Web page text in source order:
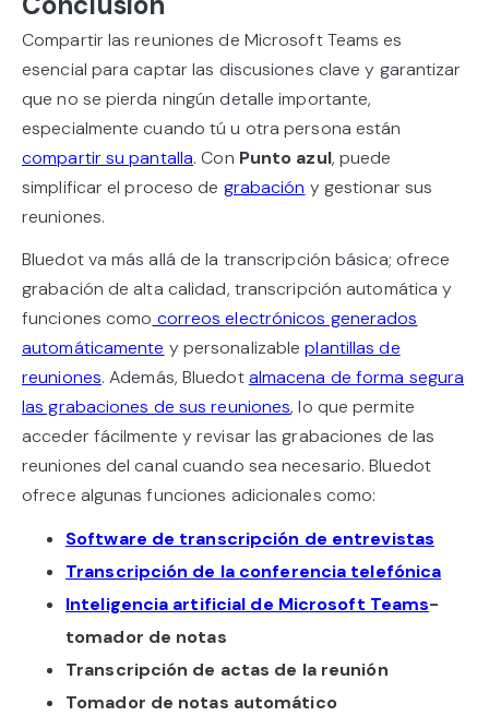
Compartir las reuniones de Microsoft Teams es
esencial para captar las discusiones clave y garantizar
que no se pierda ningún detalle importante,
especialmente cuando tú u otra persona están
compartir su pantalla. Con Punto azul, puede
simplificar el proceso de grabación y gestionar sus
reuniones.
Bluedot va más allá de la transcripción básica; ofrece
grabación de alta calidad, transcripción automática y
funciones como correos electrónicos generados
automáticamente y personalizableplantillas de
reuniones. Además, Bluedotalmacena de forma segura
las grabaciones de sus reuniones, lo que permite
acceder fácilmente y revisar las grabaciones de las
reuniones del canal cuando sea necesario. Bluedot
ofrece algunas funciones adicionales como:
Software de transcripción de entrevistas
Transcripción de la conferencia telefónica
Inteligencia artificial de Microsoft Teams-
tomador de notas
Transcripción de actas de la reunión
Tomador de notas automático